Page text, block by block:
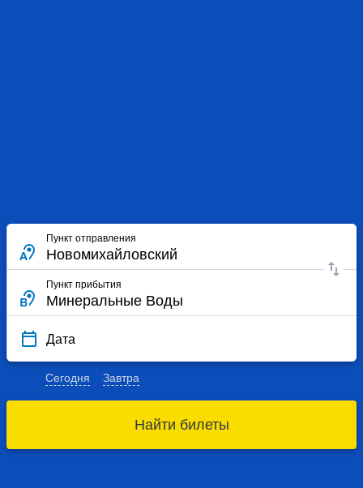
Пункт отправления
Пункт прибытия
Дата
Сегодня Завтра
Найти билеты